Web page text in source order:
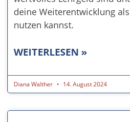
deine Weiterentwicklung
nutzen kannst.
WEITERLESEN »
Diana Walther 14. August 2024